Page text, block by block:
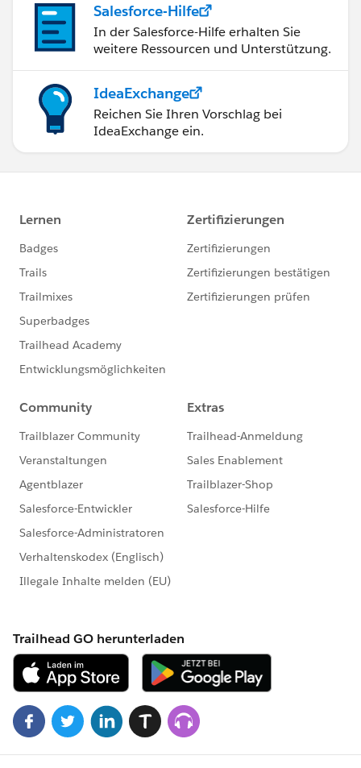
Salesforce-Hilfe
In der Salesforce-Hilfe erhalten Sie
weitere Ressourcen und Unterstützung.
IdeaExchange
Reichen Sie Ihren Vorschlag bei
IdeaExchange ein.